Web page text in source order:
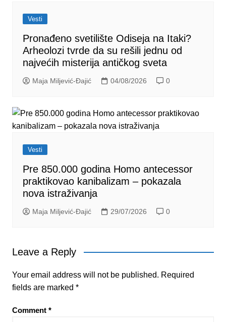
Vesti
Pronađeno svetilište Odiseja na Itaki?
Arheolozi tvrde da su rešili jednu od
najvećih misterija antičkog sveta
Maja Miljević-Đajić 04/08/2026 0
Vesti
Pre 850.000 godina Homo antecessor
praktikovao kanibalizam – pokazala
nova istraživanja
Maja Miljević-Đajić 29/07/2026 0
Leave a Reply
Your email address will not be published. Required
fields are marked *
Comment *